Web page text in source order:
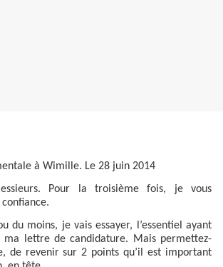
à Wimille. Le 28 juin 2014
Pour la troisième fois, je vous
du moins, je vais essayer, l’essentiel ayant
ma lettre de candidature. Mais permettez-
de revenir sur 2 points qu’il est important